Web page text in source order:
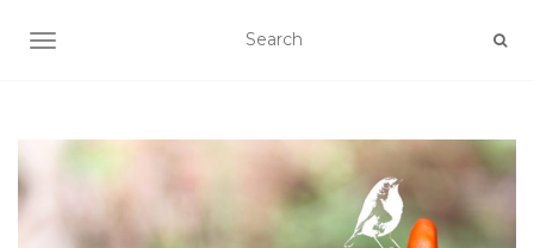
AFFICHER/MASQUER LA NAVIGATION